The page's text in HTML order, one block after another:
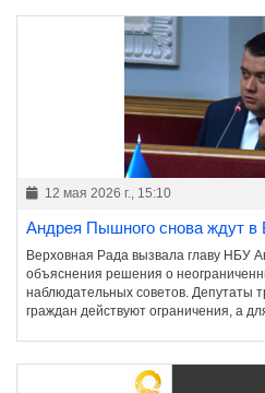
12 мая 2026 г., 15:10
Андрея Пышного снова ждут в
Верховная Рада вызвала главу НБУ
объяснения решения о
наблюдательных советов. Депутаты
граждан действуют ограничения, а